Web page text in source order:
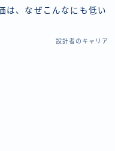
は、なぜこんなにも低い
設計者のキャリア